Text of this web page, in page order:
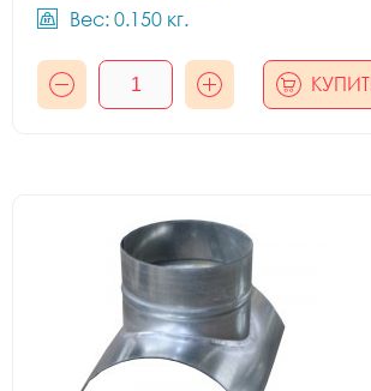
Вес: 0.150 кг.